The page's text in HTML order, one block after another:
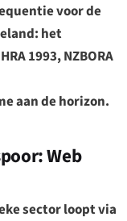
voor de
het
1993, NZBORA
aan de horizon.
Web
sector loopt via